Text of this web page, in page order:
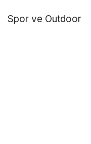
Spor ve Outdoor